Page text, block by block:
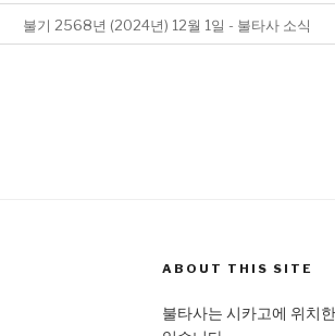
불기 2568년 (2024년) 12월 1일 - 불타사 소식
ABOUT THIS SITE
불타사는 시카고에 위치